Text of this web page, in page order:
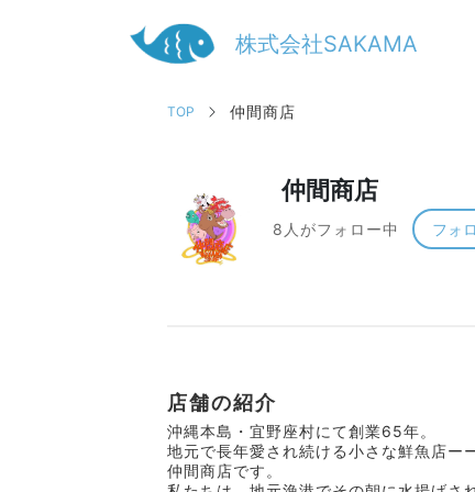
株式会社SAKAMA
TOP 仲間商店
仲間商店
8人がフォロー中 フォ
店舗の紹介
沖縄本島・宜野座村にて創業65年。
地元で長年愛され続ける小さな鮮魚店ー
仲間商店です。